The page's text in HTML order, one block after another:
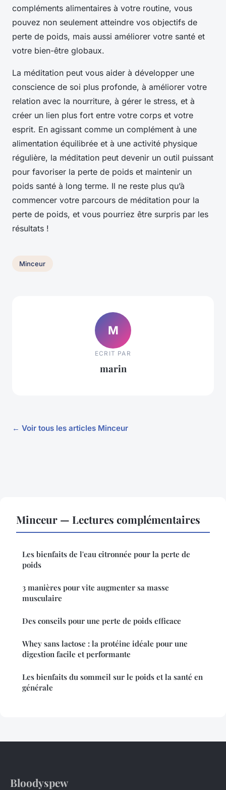
compléments alimentaires à votre routine, vous
pouvez non seulement atteindre vos objectifs de
perte de poids, mais aussi améliorer votre santé et
votre bien-être globaux.
La méditation peut vous aider à développer une
conscience de soi plus profonde, à améliorer votre
relation avec la nourriture, à gérer le stress, et à
créer un lien plus fort entre votre corps et votre
esprit. En agissant comme un complément à une
alimentation équilibrée et à une activité physique
régulière, la méditation peut devenir un outil puissant
pour favoriser la perte de poids et maintenir un
poids santé à long terme. Il ne reste plus qu’à
commencer votre parcours de méditation pour la
perte de poids, et vous pourriez être surpris par les
résultats !
Minceur
M
ECRIT PAR
marin
← Voir tous les articles Minceur
Minceur — Lectures complémentaires
Les bienfaits de l'eau citronnée pour la perte de
poids
3 manières pour vite augmenter sa masse
musculaire
Des conseils pour une perte de poids efficace
Whey sans lactose : la protéine idéale pour une
digestion facile et performante
Les bienfaits du sommeil sur le poids et la santé en
générale
Bloodyspew